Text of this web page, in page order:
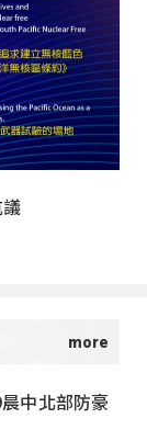
中北部防豪